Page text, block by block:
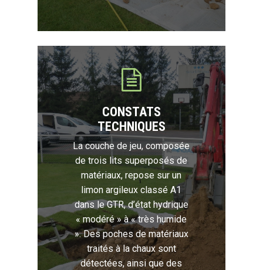
CONSTATS
TECHNIQUES
La couche de jeu, composée
de trois lits superposés de
matériaux, repose sur un
limon argileux classé A1
dans le GTR, d’état hydrique
« modéré » à « très humide
». Des poches de matériaux
traités à la chaux sont
détectées, ainsi que des